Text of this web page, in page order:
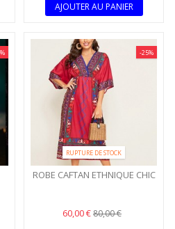
AJOUTER AU PANIER
-25%
RUPTURE DE STOCK
ROBE CAFTAN ETHNIQUE CHIC
60,00 €80,00 €